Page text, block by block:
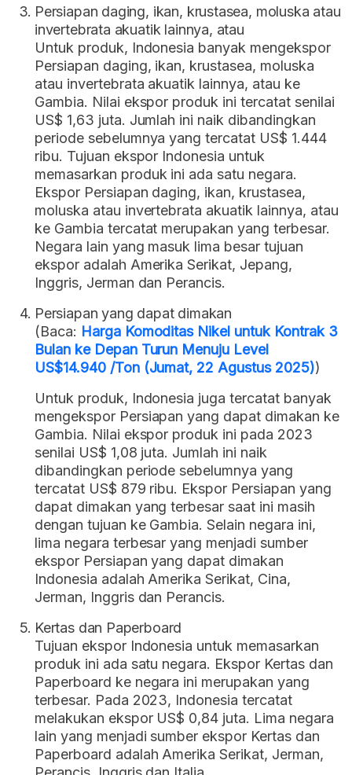
Persiapan daging, ikan, krustasea, moluska atau
invertebrata akuatik lainnya, atau
Untuk produk, Indonesia banyak mengekspor
Persiapan daging, ikan, krustasea, moluska
atau invertebrata akuatik lainnya, atau ke
Gambia. Nilai ekspor produk ini tercatat senilai
US$ 1,63 juta. Jumlah ini naik dibandingkan
periode sebelumnya yang tercatat US$ 1.444
ribu. Tujuan ekspor Indonesia untuk
memasarkan produk ini ada satu negara.
Ekspor Persiapan daging, ikan, krustasea,
moluska atau invertebrata akuatik lainnya, atau
ke Gambia tercatat merupakan yang terbesar.
Negara lain yang masuk lima besar tujuan
ekspor adalah Amerika Serikat, Jepang,
Inggris, Jerman dan Perancis.
Persiapan yang dapat dimakan
(Baca: Harga Komoditas Nikel untuk Kontrak 3
Bulan ke Depan Turun Menuju Level
US$14.940 /Ton (Jumat, 22 Agustus 2025))
Untuk produk, Indonesia juga tercatat banyak
mengekspor Persiapan yang dapat dimakan ke
Gambia. Nilai ekspor produk ini pada 2023
senilai US$ 1,08 juta. Jumlah ini naik
dibandingkan periode sebelumnya yang
tercatat US$ 879 ribu. Ekspor Persiapan yang
dapat dimakan yang terbesar saat ini masih
dengan tujuan ke Gambia. Selain negara ini,
lima negara terbesar yang menjadi sumber
ekspor Persiapan yang dapat dimakan
Indonesia adalah Amerika Serikat, Cina,
Jerman, Inggris dan Perancis.
Kertas dan Paperboard
Tujuan ekspor Indonesia untuk memasarkan
produk ini ada satu negara. Ekspor Kertas dan
Paperboard ke negara ini merupakan yang
terbesar. Pada 2023, Indonesia tercatat
melakukan ekspor US$ 0,84 juta. Lima negara
lain yang menjadi sumber ekspor Kertas dan
Paperboard adalah Amerika Serikat, Jerman,